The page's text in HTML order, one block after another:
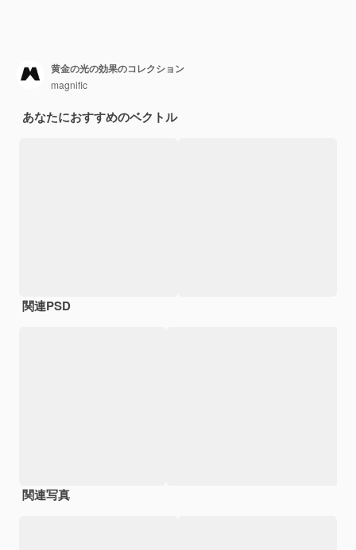
黄金の光の効果のコレクション
magnific
あなたにおすすめのベクトル
関連PSD
関連写真